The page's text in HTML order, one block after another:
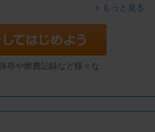
もっと見る
存や燃費記録など様々な